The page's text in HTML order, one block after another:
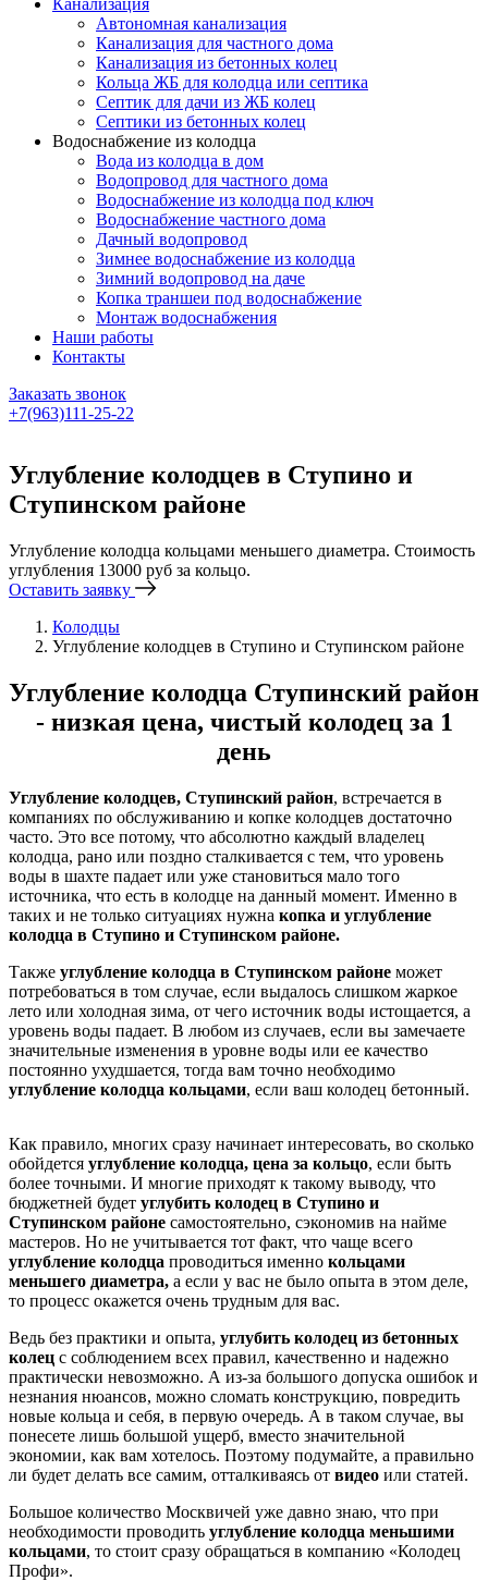
Канализация
Автономная канализация
Канализация для частного дома
Канализация из бетонных колец
Кольца ЖБ для колодца или септика
Септик для дачи из ЖБ колец
Септики из бетонных колец
Водоснабжение из колодца
Вода из колодца в дом
Водопровод для частного дома
Водоснабжение из колодца под ключ
Водоснабжение частного дома
Дачный водопровод
Зимнее водоснабжение из колодца
Зимний водопровод на даче
Копка траншеи под водоснабжение
Монтаж водоснабжения
Наши работы
Контакты
Заказать звонок
+7(963)111-25-22
Углубление колодцев в Ступино и
Ступинском районе
Углубление колодца кольцами меньшего диаметра. Стоимость
углубления 13000 руб за кольцо.
Оставить заявку
Колодцы
Углубление колодцев в Ступино и Ступинском районе
Углубление колодца Ступинский район
- низкая цена, чистый колодец за 1
день
Углубление колодцев, Ступинский район, встречается в
компаниях по обслуживанию и копке колодцев достаточно
часто. Это все потому, что абсолютно каждый владелец
колодца, рано или поздно сталкивается с тем, что уровень
воды в шахте падает или уже становиться мало того
источника, что есть в колодце на данный момент. Именно в
таких и не только ситуациях нужна копка и углубление
колодца в Ступино и Ступинском районе.
Также углубление колодца в Ступинском районе может
потребоваться в том случае, если выдалось слишком жаркое
лето или холодная зима, от чего источник воды истощается, а
уровень воды падает. В любом из случаев, если вы замечаете
значительные изменения в уровне воды или ее качество
постоянно ухудшается, тогда вам точно необходимо
углубление колодца кольцами, если ваш колодец бетонный.
Как правило, многих сразу начинает интересовать, во сколько
обойдется углубление колодца, цена за кольцо, если быть
более точными. И многие приходят к такому выводу, что
бюджетней будет углубить колодец в Ступино и
Ступинском районе самостоятельно, сэкономив на найме
мастеров. Но не учитывается тот факт, что чаще всего
углубление колодца проводиться именно кольцами
меньшего диаметра, а если у вас не было опыта в этом деле,
то процесс окажется очень трудным для вас.
Ведь без практики и опыта, углубить колодец из бетонных
колец с соблюдением всех правил, качественно и надежно
практически невозможно. А из-за большого допуска ошибок и
незнания нюансов, можно сломать конструкцию, повредить
новые кольца и себя, в первую очередь. А в таком случае, вы
понесете лишь большой ущерб, вместо значительной
экономии, как вам хотелось. Поэтому подумайте, а правильно
ли будет делать все самим, отталкиваясь от видео или статей.
Большое количество Москвичей уже давно знаю, что при
необходимости проводить углубление колодца меньшими
кольцами, то стоит сразу обращаться в компанию «Колодец
Профи».